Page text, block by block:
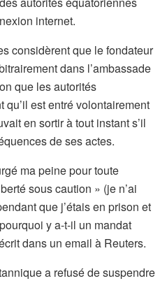
internet.
considèrent que le fondateur
dans l’ambassade
que les autorités
est entré volontairement
en sortir à tout instant s’il
de ses actes.
ma peine pour toute
sous caution » (je n’ai
que j’étais en prison et
y a-t-il un mandat
dans un email à Reuters.
a refusé de suspendre